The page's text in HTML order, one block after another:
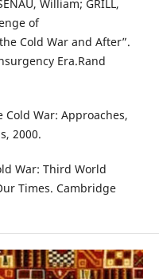
William; GRILL,
of
Cold War and After”.
Era.Rand
Cold War: Approaches,
2000.
War: Third World
Times. Cambridge